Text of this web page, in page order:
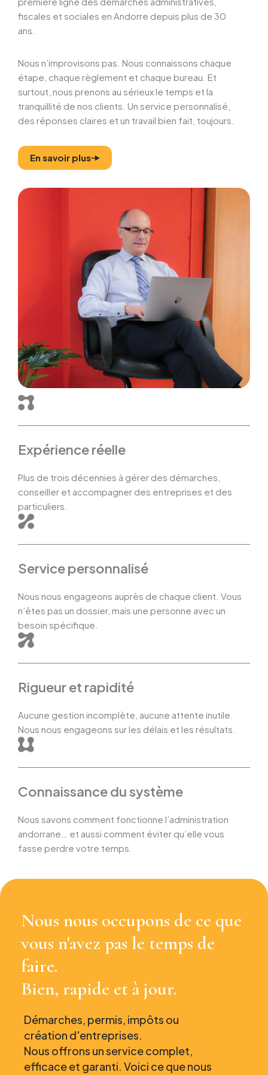
fiscales et sociales en Andorre depuis plus de 30
ans.
Nous n’improvisons pas. Nous connaissons chaque
étape, chaque règlement et chaque bureau. Et
surtout, nous prenons au sérieux le temps et la
tranquillité de nos clients. Un service personnalisé,
des réponses claires et un travail bien fait, toujours.
En savoir plus
Expérience réelle
Plus de trois décennies à gérer des démarches,
conseiller et accompagner des entreprises et des
particuliers.
Service personnalisé
Nous nous engageons auprès de chaque client. Vous
n’êtes pas un dossier, mais une personne avec un
besoin spécifique.
Rigueur et rapidité
Aucune gestion incomplète, aucune attente inutile.
Nous nous engageons sur les délais et les résultats.
Connaissance du système
Nous savons comment fonctionne l’administration
andorrane… et aussi comment éviter qu’elle vous
fasse perdre votre temps.
Nous nous occupons de ce que
vous n'avez pas le temps de
faire.
Bien, rapide et à jour.
Démarches, permis, impôts ou
création d'entreprises.
Nous offrons un service complet,
efficace et garanti. Voici ce que nous